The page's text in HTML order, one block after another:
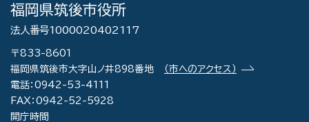
福岡県筑後市役所
法人番号1000020402117
〒833-8601
福岡県筑後市大字山ノ井898番地
（市へのアクセス）
電話：0942-53-4111
FAX：0942-52-5928
開庁時間